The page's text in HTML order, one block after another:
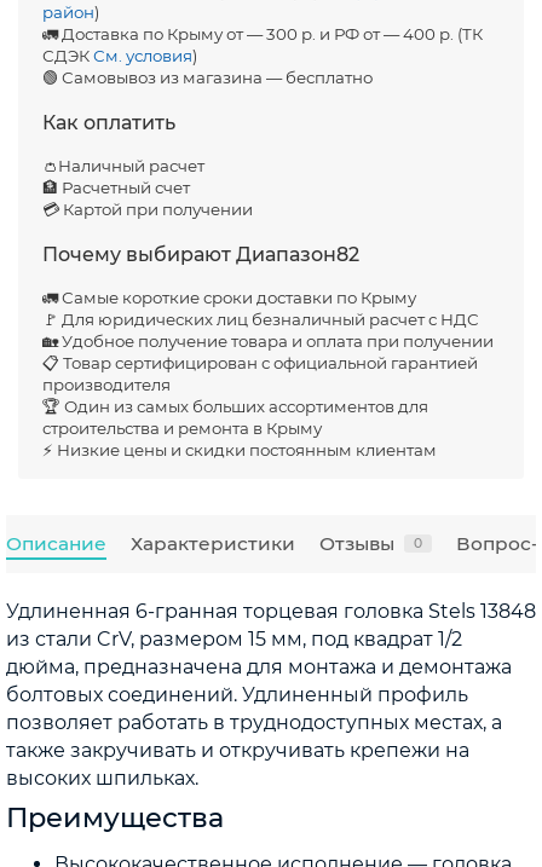
район)
🚛 Доставка по Крыму от — 300 р. и РФ от — 400 р. (ТК
СДЭКСм. условия)
🟢 Самовывоз из магазина — бесплатно
Как оплатить
👛Наличный расчет
🏦 Расчетный счет
💳 Картой при получении
Почему выбирают Диапазон82
🚛 Самые короткие сроки доставки по Крыму
🚩 Для юридических лиц безналичный расчет с НДС
🏡 Удобное получение товара и оплата при получении
📋 Товар сертифицирован с официальной гарантией
производителя
🏆 Один из самых больших ассортиментов для
строительства и ремонта в Крыму
⚡ Низкие цены и скидки постоянным клиентам
Описание Характеристики Отзывы 0 Вопрос-
Удлиненная 6-гранная торцевая головка Stels 13848
из стали CrV, размером 15 мм, под квадрат 1/2
дюйма, предназначена для монтажа и демонтажа
болтовых соединений. Удлиненный профиль
позволяет работать в труднодоступных местах, а
также закручивать и откручивать крепежи на
высоких шпильках.
Преимущества